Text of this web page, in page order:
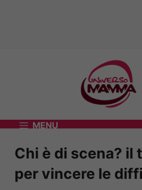
MENU
Chi è di scena? il
per vincere le